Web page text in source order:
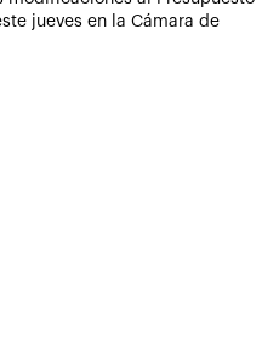
jueves en la Cámara de